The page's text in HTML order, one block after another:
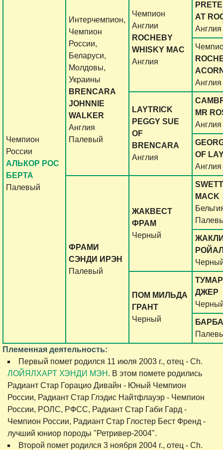
Чемпион
России
АЛЬКОР РОС
БЕРТА
Палевый
Интерчемпион,
Чемпион
России,
Беларуси,
Молдовы,
Украины
BRENCARA
JOHNNIE
WALKER
Англия
Палевый
Чемпион
Англии
ROCHEBY
WHISKY MAC
Англия
AT
Англия
Англия
LAYTRICK
PEGGY SUE
OF
BRENCARA
Англия
MR
Англия
OF
Англия
ФРАМИ
СЭНДИ ИРЭН
Палевый
ЖАКВЕСТ
ФРАМ
Черный
MACK
ПОМ МИЛЬДА
ГРАНТ
Черный
ДЖЕР
Племенная деятельность:
Первый помет родился 11 июля 2003 г., отец - Ch.
ЛОЙЯЛХАРТ ХЭНДИ МЭН . В этом помете родились
Радиант Стар Горацио Дивайн - Юный Чемпион
России, Радиант Стар Глэдис Найтфлауэр - Чемпион
России, РОЛС, РФСС, Радиант Стар Габи Гард -
Чемпион России, Радиант Стар Глостер Бест Френд -
лучший юниор породы "Ретривер-2004".
Второй помет родился 3 ноября 2004 г., отец - Ch.